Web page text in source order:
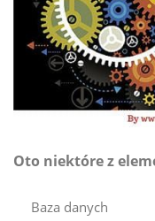
Oto niektóre z
Baza danych